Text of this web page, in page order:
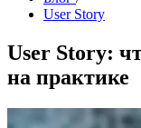
User Story
User Story:
на практике